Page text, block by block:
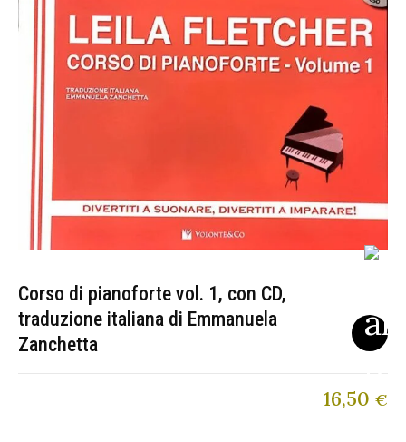
Corso di pianoforte vol. 1, con CD,
traduzione italiana di Emmanuela
Zanchetta
16,50 €